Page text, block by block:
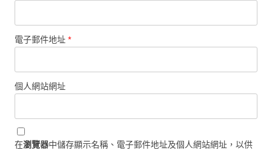
電子郵件地址 *
個人網站網址
在瀏覽器中儲存顯示名稱、電子郵件地址及個人網站網址，以供